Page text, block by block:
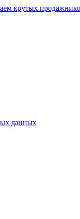
крутых
данных